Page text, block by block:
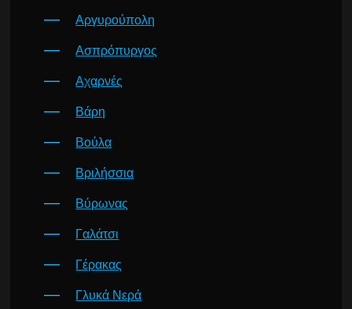
Αργυρούπολη
Ασπρόπυργος
Αχαρνές
Βάρη
Βούλα
Βριλήσσια
Βύρωνας
Γαλάτσι
Γέρακας
Γλυκά Νερά